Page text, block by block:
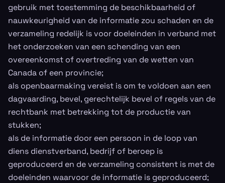
gebruik met toestemming de beschikbaarheid of
nauwkeurigheid van de informatie zou schaden en de
verzameling redelijk is voor doeleinden in verband met
het onderzoeken van een schending van een
overeenkomst of overtreding van de wetten van
Canada of een provincie;
als openbaarmaking vereist is om te voldoen aan een
dagvaarding, bevel, gerechtelijk bevel of regels van de
rechtbank met betrekking tot de productie van
stukken;
als de informatie door een persoon in de loop van
diens dienstverband, bedrijf of beroep is
geproduceerd en de verzameling consistent is met de
doeleinden waarvoor de informatie is geproduceerd;